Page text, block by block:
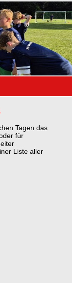
Tagen das
für
Liste aller